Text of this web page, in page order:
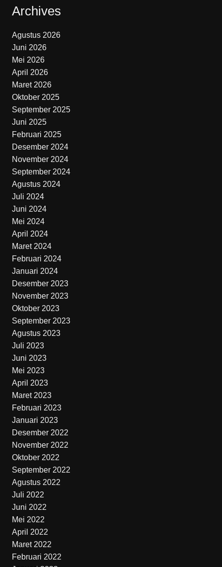
Archives
Agustus 2026
Juni 2026
Mei 2026
April 2026
Maret 2026
Oktober 2025
September 2025
Juni 2025
Februari 2025
Desember 2024
November 2024
September 2024
Agustus 2024
Juli 2024
Juni 2024
Mei 2024
April 2024
Maret 2024
Februari 2024
Januari 2024
Desember 2023
November 2023
Oktober 2023
September 2023
Agustus 2023
Juli 2023
Juni 2023
Mei 2023
April 2023
Maret 2023
Februari 2023
Januari 2023
Desember 2022
November 2022
Oktober 2022
September 2022
Agustus 2022
Juli 2022
Juni 2022
Mei 2022
April 2022
Maret 2022
Februari 2022